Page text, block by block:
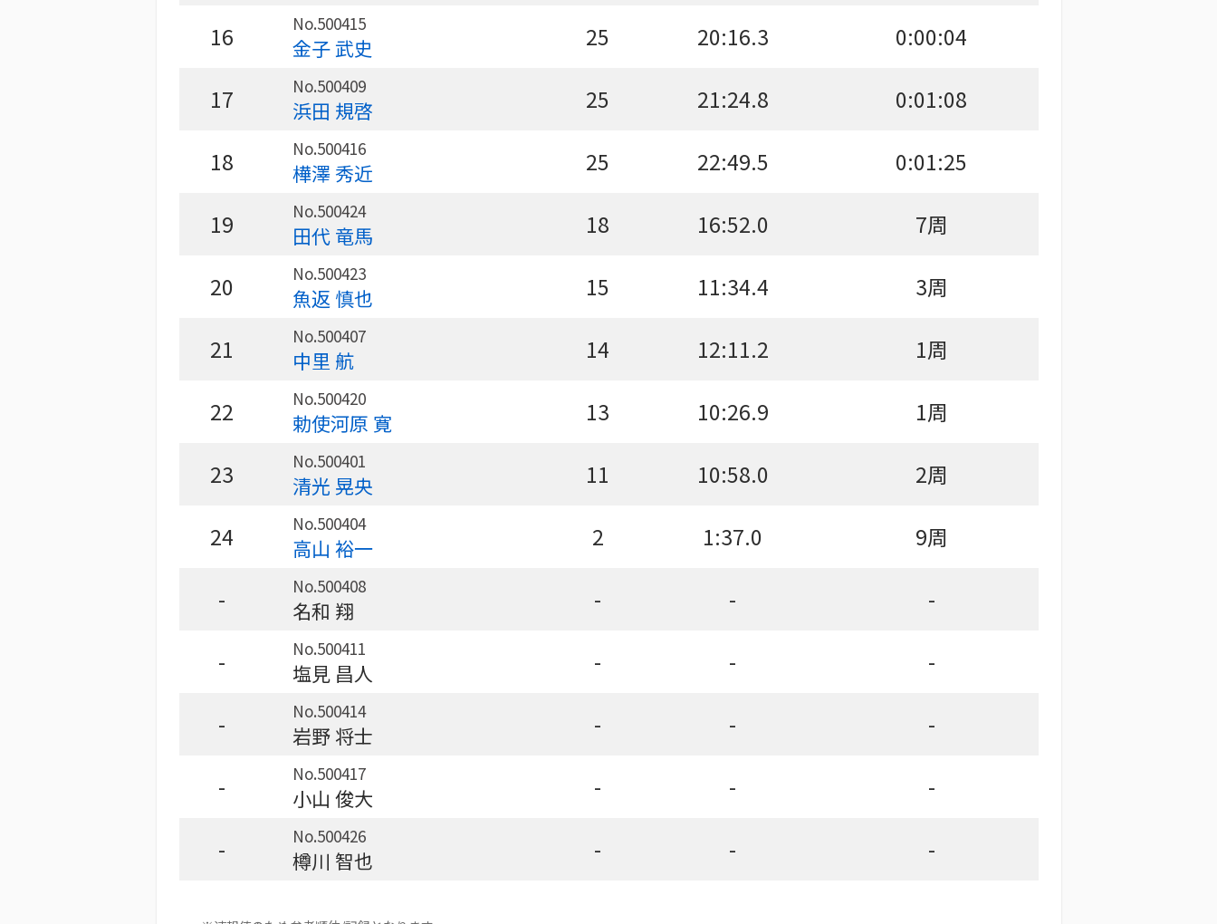
16 No.500415
金子 武史 25 20:16.3 0:00:04
17 No.500409
浜田 規啓 25 21:24.8 0:01:08
18 No.500416
樺澤 秀近 25 22:49.5 0:01:25
19 No.500424
田代 竜馬 18 16:52.0 7周
20 No.500423
魚返 慎也 15 11:34.4 3周
21 No.500407
中里 航 14 12:11.2 1周
22 No.500420
勅使河原 寛 13 10:26.9 1周
23 No.500401
清光 晃央 11 10:58.0 2周
24 No.500404
高山 裕一 2 1:37.0 9周
- No.500408
名和 翔 - - -
- No.500411
塩見 昌人 - - -
- No.500414
岩野 将士 - - -
- No.500417
小山 俊大 - - -
- No.500426
樽川 智也 - - -